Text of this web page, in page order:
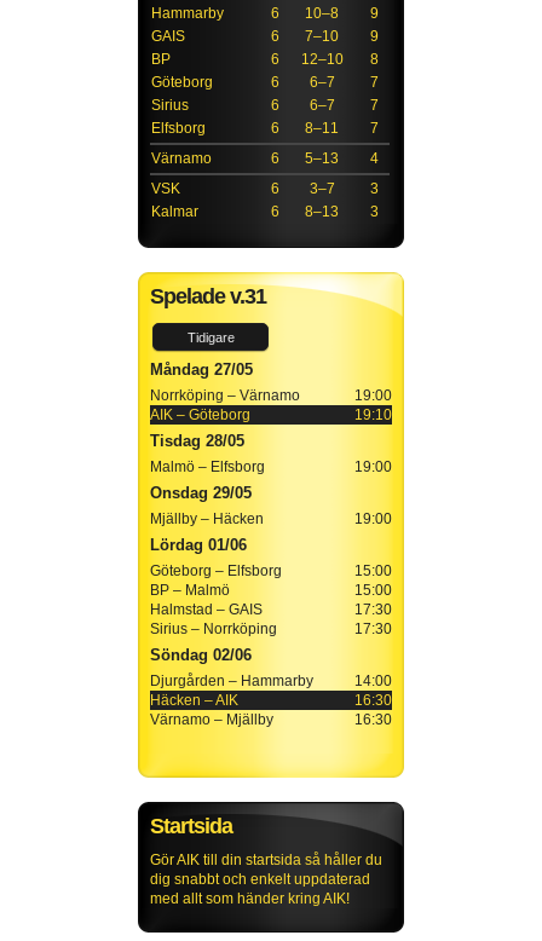
Hammarby
6 10–8
9
GAIS
6 7–10
9
BP
6 12–10
8
Göteborg
6 6–7
7
Sirius
6 6–7
7
Elfsborg
6 8–11
7
Värnamo
6 5–13
4
VSK
6 3–7
3
Kalmar
6 8–13 3
Spelade v.31
Tidigare
Måndag 27/05
19:00
Norrköping – Värnamo
19:10
AIK – Göteborg
Tisdag 28/05
19:00
Malmö – Elfsborg
Onsdag 29/05
19:00
Mjällby – Häcken
Lördag 01/06
15:00
Göteborg – Elfsborg
15:00
BP – Malmö
17:30
Halmstad – GAIS
17:30
Sirius – Norrköping
Söndag 02/06
14:00
Djurgården – Hammarby
16:30
Häcken – AIK
16:30
Värnamo – Mjällby
Startsida
Gör AIK till din startsida så håller du
dig snabbt och enkelt uppdaterad
med allt som händer kring AIK!